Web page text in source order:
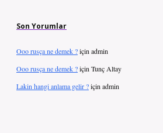
Son Yorumlar
Ooo rusça ne demek ?için admin
Ooo rusça ne demek ?için Tunç Altay
Lakin hangi anlama gelir ?için admin